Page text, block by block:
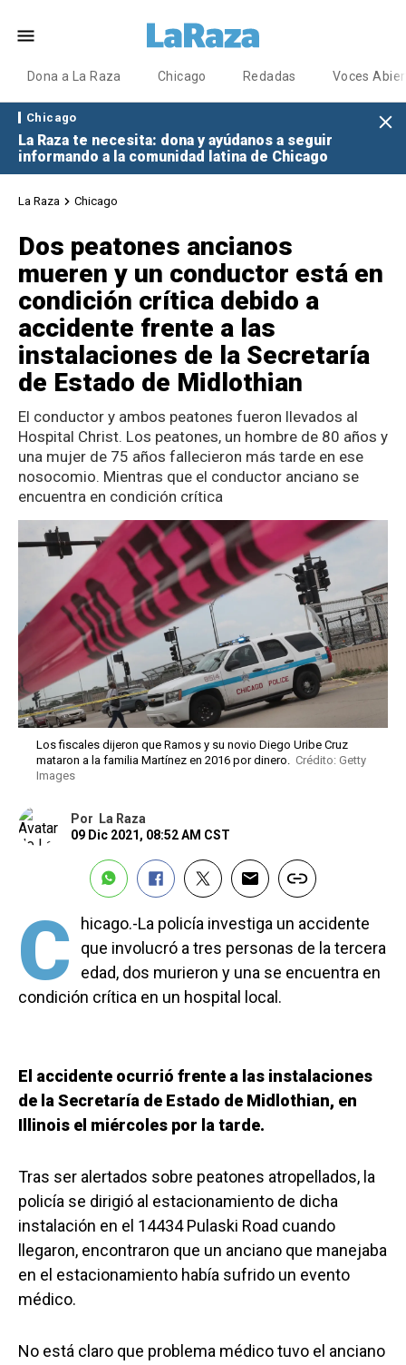
Dona a La Raza Chicago Redadas Voces
Chicago
La Raza te necesita: dona y ayúdanos a seguir
informando a la comunidad latina de Chicago
La Raza Chicago
Dos peatones ancianos
mueren y un conductor está en
condición crítica debido a
accidente frente a las
instalaciones de la Secretaría
de Estado de Midlothian
El conductor y ambos peatones fueron llevados al
Hospital Christ. Los peatones, un hombre de 80 años y
una mujer de 75 años fallecieron más tarde en ese
nosocomio. Mientras que el conductor anciano se
encuentra en condición crítica
Los fiscales dijeron que Ramos y su novio Diego Uribe Cruz
mataron a la familia Martínez en 2016 por dinero. Crédito: Getty
Images
Por
La Raza
09 Dic 2021, 08:52 AM CST
C
hicago.-La policía investiga un accidente
que involucró a tres personas de la tercera
edad, dos murieron y una se encuentra en
condición crítica en un hospital local.
El accidente ocurrió frente a las instalaciones
de la Secretaría de Estado de Midlothian, en
Illinois el miércoles por la tarde.
Tras ser alertados sobre peatones atropellados, la
policía se dirigió al estacionamiento de dicha
instalación en el 14434 Pulaski Road cuando
llegaron, encontraron que un anciano que manejaba
en el estacionamiento había sufrido un evento
médico.
No está claro que problema médico tuvo el anciano